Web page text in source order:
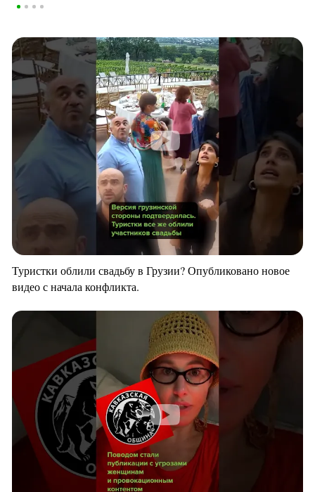
Туристки облили свадьбу в Грузии? Опубликовано новое
видео с начала конфликта.